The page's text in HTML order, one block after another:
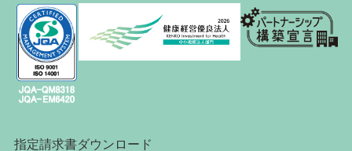
指定請求書ダウンロード